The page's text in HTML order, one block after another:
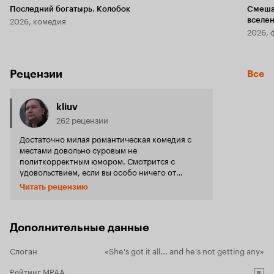
Последний богатырь. Колобок
2026, комедия
2026,
Рецензии Все
kliuv
262 рецензии
Достаточно милая романтическая комедия с
местами довольно суровым не
политкорректным юмором. Смотрится с
удовольствием, если вы особо ничего от
фильма не ждете. Приятные молодые
харизматичные актеры.
Читать рецензию
Дополнительные данные
Слоган
«She's got it all... and he's not getting any»
Рейтинг MPAA